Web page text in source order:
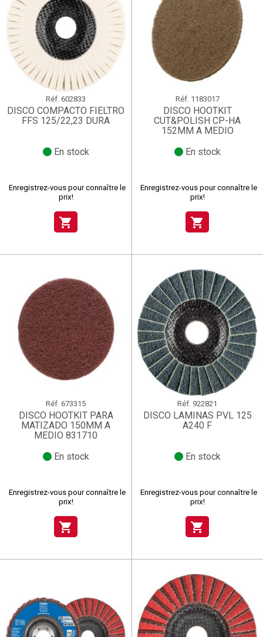
Réf. 602833
DISCO COMPACTO FIELTRO
FFS 125/22,23 DURA
En stock
Enregistrez-vous pour connaître le
prix!
shopping_cart
Réf. 1183017
DISCO HOOTKIT
CUT&POLISH CP-HA
152MM A MEDIO
En stock
Enregistrez-vous pour connaître le
prix!
shopping_cart
Réf. 673315
DISCO HOOTKIT PARA
MATIZADO 150MM A
MEDIO 831710
En stock
Enregistrez-vous pour connaître le
prix!
shopping_cart
Réf. 922821
DISCO LAMINAS PVL 125
A240 F
En stock
Enregistrez-vous pour connaître le
prix!
shopping_cart